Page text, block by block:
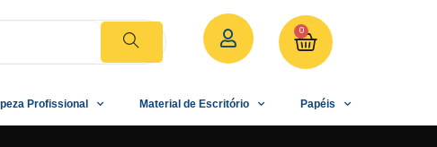
0
Profissional Material de Escritório Papéis